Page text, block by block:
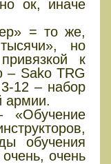
ок, иначе
= то же,
но
к
– Sako TRG
12 – набор
армии.
обучения
очень